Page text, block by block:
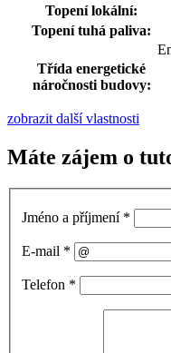
Topení lokální:
Topení tuhá paliva:
Třída energetické
náročnosti budovy:
zobrazit další vlastnosti
Máte zájem o
Jméno a příjmení *
E-mail *
Telefon *